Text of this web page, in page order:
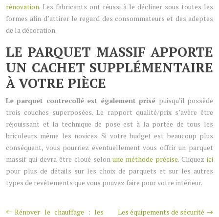
rénovation. Les fabricants ont réussi à le décliner sous toutes les
formes afin d’attirer le regard des consommateurs et des adeptes
de la décoration.
LE PARQUET MASSIF APPORTE
UN CACHET SUPPLÉMENTAIRE
À VOTRE PIÈCE
Le parquet contrecollé est également prisé puisqu’il possède
trois couches superposées. Le rapport qualité/prix s’avère être
réjouissant et la technique de pose est à la portée de tous les
bricoleurs même les novices. Si votre budget est beaucoup plus
conséquent, vous pourriez éventuellement vous offrir un parquet
massif qui devra être cloué selonune méthode précise. Cliquezici
pour plus de détails sur les choix de parquets et sur les autres
types de revêtements que vous pouvez faire pour votre intérieur.
Rénover le chauffage : les
Les équipements de sécurité